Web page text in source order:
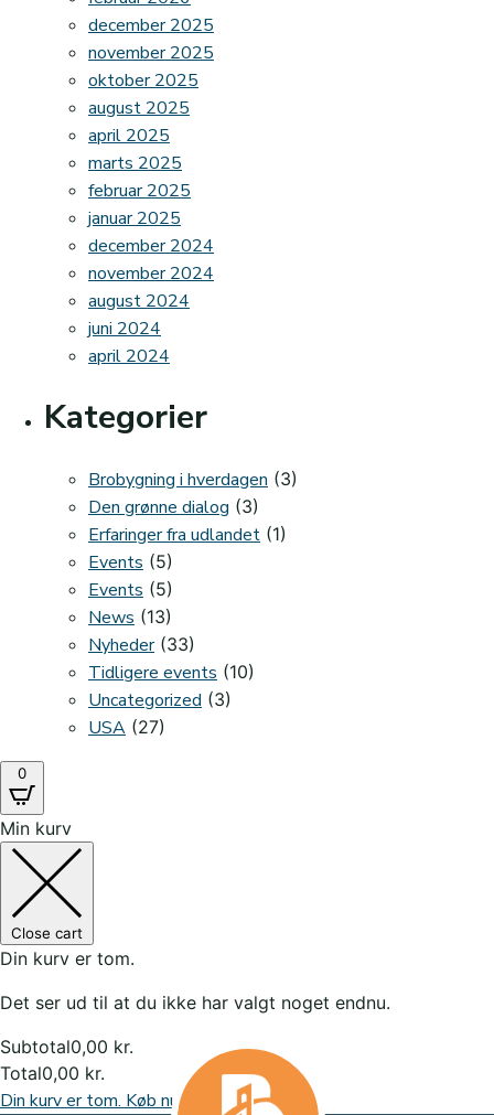
december 2025
november 2025
oktober 2025
august 2025
april 2025
marts 2025
februar 2025
januar 2025
december 2024
november 2024
august 2024
juni 2024
april 2024
Kategorier
Brobygning i hverdagen (3)
Den grønne dialog (3)
Erfaringer fra udlandet (1)
Events (5)
Events (5)
News (13)
Nyheder(33)
Tidligere events (10)
Uncategorized (3)
USA (27)
0
Min kurv
Close cart
Din kurv er tom.
Det ser ud til at du ikke har valgt noget endnu.
Subtotal0,00 kr.
Total0,00 kr.
Din kurv er tom. Køb nu